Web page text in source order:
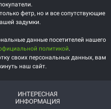
фетр, но и все сопутствующие
задумки.
данные посетителей нашего
политикой.
своих персональных данных, вам
наш сайт.
ИНТЕРЕСНАЯ
ИНФОРМАЦИЯ